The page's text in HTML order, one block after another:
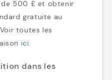
de 500 £ et obtenir
gratuite au
toutes les
ici.
dans les